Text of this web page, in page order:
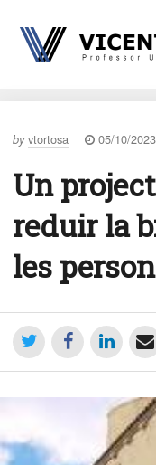
by vtortosa 05/10/2023
Un
reduir la
les